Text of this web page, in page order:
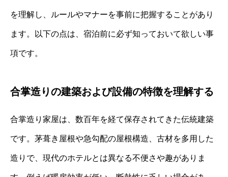
を理解し、ルールやマナーを事前に把握することがあり
ます。以下の点は、宿泊前に必ず知っておいて欲しい事
項です。
合掌造りの建築および設備の特徴を理解する
合掌造り家屋は、数百年を経て保存されてきた伝統建築
です。茅葺き屋根や急勾配の屋根構造、古材を多用した
造りで、現代のホテルとは異なる不便さや趣がありま